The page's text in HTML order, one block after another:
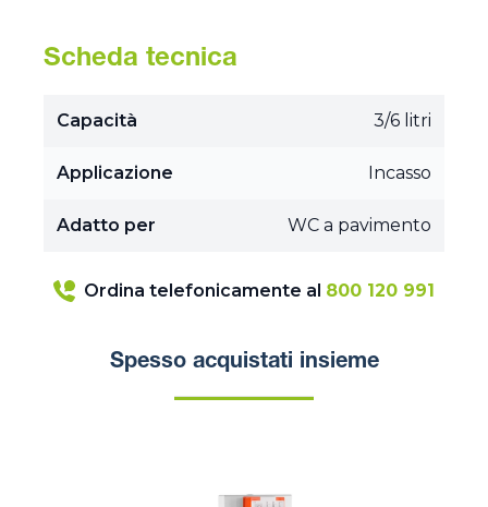
Scheda tecnica
Capacità 3/6 litri
Applicazione Incasso
Adatto per WC a pavimento
Ordina telefonicamente al 800 120 991
Spesso acquistati insieme